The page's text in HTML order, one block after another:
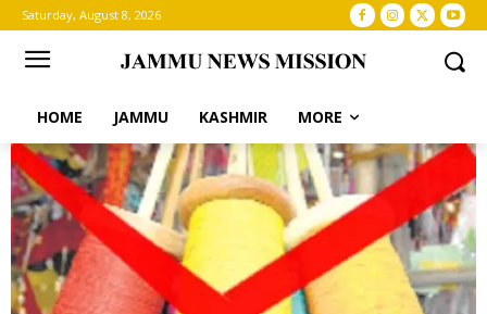
Saturday, August 8, 2026
HOME JAMMU KASHMIR MORE